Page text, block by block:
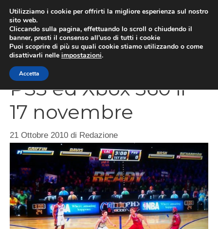
contenuto
NBA Jam HD su
PS3 ed Xbox 360 il
17 novembre
21 Ottobre 2010 di Redazione
Utilizziamo i cookie per offrirti la migliore esperienza sul nostro
sito web.
Cliccando sulla pagina, effettuando lo scroll o chiudendo il
banner, presti il consenso all’uso di tutti i cookie
Puoi scoprire di più su quali cookie stiamo utilizzando o come
disattivarli nelle impostazioni.
Accetta